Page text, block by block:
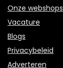
Onze webshops
Vacature
Blogs
Privacybeleid
Adverteren